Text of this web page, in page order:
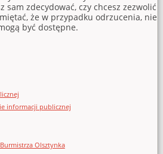
informacji publicznej
Olsztynka
sam zdecydować, czy chcesz zezwolić
że w przypadku odrzucenia, nie
być dostępne.